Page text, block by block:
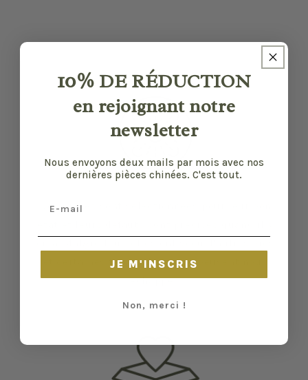
Nos pièces sont sélectionnées pour leur bon
et certaines traces du temps peuvent nous
échapper.
10% DE RÉDUCTION
en rejoignant notre
newsletter
Nous envoyons deux mails par mois avec nos
dernières pièces chinées. C'est tout.
JE M'INSCRIS
Non, merci !